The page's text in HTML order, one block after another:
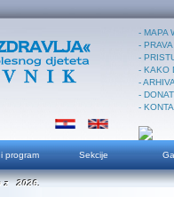
- MAPA
-
-
- KAKO
-
-
-
program Sekcije
z 2026.
z 2026.